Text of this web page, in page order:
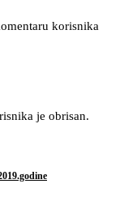
korisnika
je obrisan.